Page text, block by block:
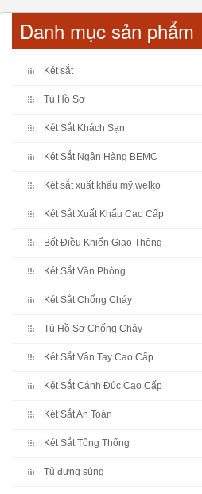
Danh mục sản phẩm
Két sắt
Tủ Hồ Sơ
Két Sắt Khách Sạn
Két Sắt Ngân Hàng BEMC
Két sắt xuất khẩu mỹ welko
Két Sắt Xuất Khẩu Cao Cấp
Bốt Điều Khiển Giao Thông
Két Sắt Văn Phòng
Két Sắt Chống Cháy
Tủ Hồ Sơ Chống Cháy
Két Sắt Vân Tay Cao Cấp
Két Sắt Cánh Đúc Cao Cấp
Két Sắt An Toàn
Két Sắt Tổng Thống
Tủ đựng súng